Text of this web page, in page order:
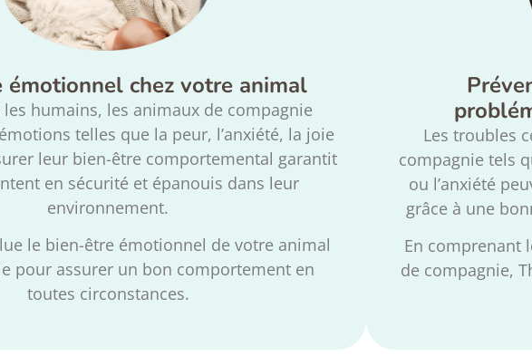
émotionnel chez votre animal​
humains, les animaux de compagnie
telles que la peur, l’anxiété, la joie
leur bien-être comportemental garantit
en sécurité et épanouis dans leur
environnement.
le bien-être émotionnel de votre animal
pour assurer un bon comportement en
toutes circonstances.
Les troubles
compagnie tels
ou l’anxiété
grâce à une
En comprenant
de compagnie,